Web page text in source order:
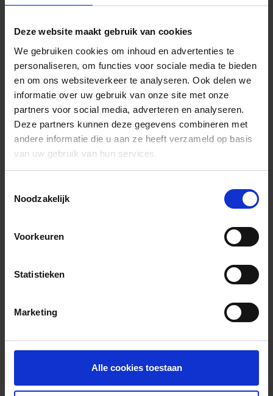
Deze website maakt gebruik van cookies
We gebruiken cookies om inhoud en advertenties te
personaliseren, om functies voor sociale media te bieden
en om ons websiteverkeer te analyseren. Ook delen we
informatie over uw gebruik van onze site met onze
partners voor social media, adverteren en analyseren.
Deze partners kunnen deze gegevens combineren met
andere informatie die u aan ze heeft verzameld op basis
van uw gebruik van hun services.
Noodzakelijk
Voorkeuren
Statistieken
Marketing
Alle cookies toestaan